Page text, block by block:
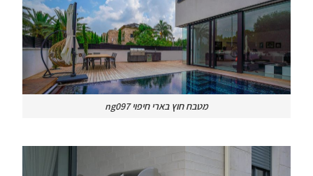
מטבח חוץ בארי חיפוי ng097